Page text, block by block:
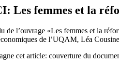
Les femmes et la
de l’ouvrage «Les femmes et la
de l’UQAM, Léa
cet article: couverture du